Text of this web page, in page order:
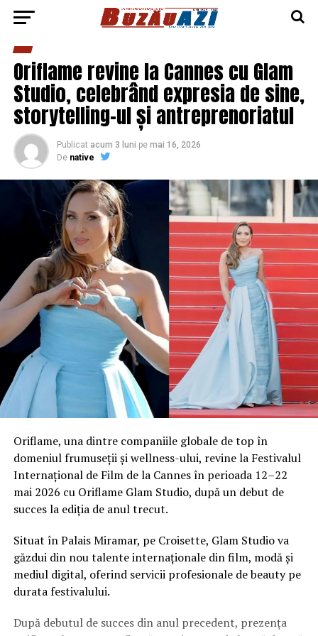
Oriflame revine la Cannes cu Glam
Studio, celebrând expresia de sine,
storytelling-ul și antreprenoriatul
Publicat acum 3 luni pe mai 16, 2026
De native
Oriflame, una dintre companiile globale de top în
domeniul frumuseții și wellness-ului, revine la Festivalul
Internațional de Film de la Cannes în perioada 12–22
mai 2026 cu Oriflame Glam Studio, după un debut de
succes la ediția de anul trecut.
Situat în Palais Miramar, pe Croisette, Glam Studio va
găzdui din nou talente internaționale din film, modă și
mediul digital, oferind servicii profesionale de beauty pe
durata festivalului.
După debutul de succes din anul precedent, prezența